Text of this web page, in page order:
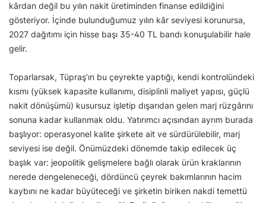
kârdan değil bu yılın nakit üretiminden finanse edildiğini
gösteriyor. İçinde bulunduğumuz yılın kâr seviyesi korunursa,
2027 dağıtımı için hisse başı 35-40 TL bandı konuşulabilir hale
gelir.
Toparlarsak, Tüpraş’ın bu çeyrekte yaptığı, kendi kontrolündeki
kısmı (yüksek kapasite kullanımı, disiplinli maliyet yapısı, güçlü
nakit dönüşümü) kusursuz işletip dışarıdan gelen marj rüzgârını
sonuna kadar kullanmak oldu. Yatırımcı açısından ayrım burada
başlıyor: operasyonel kalite şirkete ait ve sürdürülebilir, marj
seviyesi ise değil. Önümüzdeki dönemde takip edilecek üç
başlık var: jeopolitik gelişmelere bağlı olarak ürün kraklarının
nerede dengeleneceği, dördüncü çeyrek bakımlarının hacim
kaybını ne kadar büyüteceği ve şirketin biriken nakdi temettü